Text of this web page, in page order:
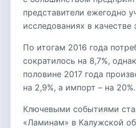
представители ежегодно
исследованиях в качестве
По итогам 2016 года
сократилось на 8,7%,
половине 2017 года
на 2,9%, а импорт – на 20%.
Ключевыми событиями
«Ламинам» в Калужской